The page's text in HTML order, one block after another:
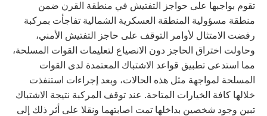
تقوم بواجبها على حواجز التفتيش في منطقة القرن ضمن
منطقة مسؤولية المنطقة العسكرية الشمالية تفاجأت بمركبة
رفضت الامتثال لأوامر التوقف على حاجز التفتيش الأمني،
وحاولت اختراق الحاجز دون الانصياع لتعليمات القوات المسلحة،
مما استدعى تطبيق قواعد الاشتباك المعتمدة لدى القوات
المسلحة لمواجهة مثل هذه الحالات، وبعد إجراءات استنفذت
خلالها كافة الخيارات المتاحة. عند توقف المركبة نتيجة الاشتباك
تبين وجود شخصين بداخلها تمت اصابتهما ونقلا على أثر ذلك إلى